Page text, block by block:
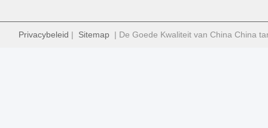
Privacybeleid | Sitemap | De Goede Kwaliteit van China China